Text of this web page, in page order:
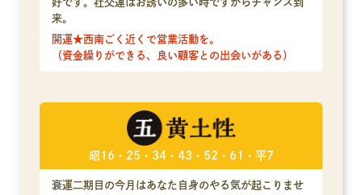
好です。社交運はお誘いの多い時ですからチャンス到
来。
開運★西南ごく近くで営業活動を。
（資金繰りができる、良い顧客との出会いがある）
昭16・25・34・43・52・61・平7
衰運二期目の今月はあなた自身のやる気が起こりませ